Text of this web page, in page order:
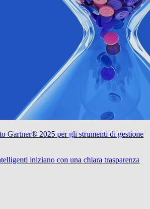
Gartner® 2025 per gli strumenti di gestione
iniziano con una chiara trasparenza